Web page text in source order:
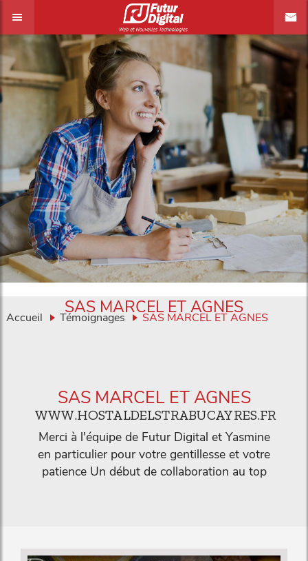
Accueil Témoignages SAS MARCEL ET AGNES
SAS MARCEL ET AGNES
SAS MARCEL ET AGNES
WWW.HOSTALDELSTRABUCAYRES.FR
Merci à l'équipe de Futur Digital et Yasmine
en particulier pour votre gentillesse et votre
patience Un début de collaboration au top